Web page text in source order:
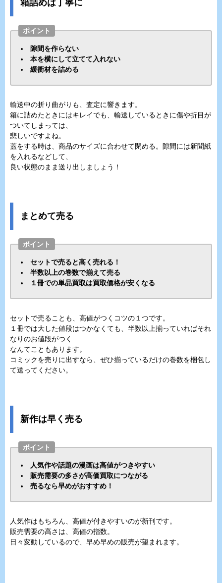
箱詰めは丁寧に
ポイント
隙間を作らない
本を横にして立てて入れない
緩衝材を詰める
輸送中の折り曲がりも、査定に響きます。
箱に詰めたときにはキレイでも、輸送しているときに傷や折目が
ついてしまっては、
悲しいですよね。
蓋をする時は、商品のサイズに合わせて閉める。隙間には新聞紙
を入れるなどして、
良い状態のまま送り出しましょう！
まとめて売る
ポイント
セットで売ると高く売れる！
半数以上の巻数で揃えて売る
１冊での単品買取は買取価格が安くなる
セットで売ることも、高値がつくコツの１つです。
１冊では大した値段はつかなくても、半数以上揃っていればそれ
なりのお値段がつく
なんてこともあります。
コミックを売りに出すなら、ぜひ揃っているだけの巻数を梱包し
て送ってください。
新作は早く売る
ポイント
人気作や話題の漫画は高値がつきやすい
販売需要の多さが高価買取につながる
売るなら早めがおすすめ！
人気作はもちろん、高値が付きやすいのが新刊です。
販売需要の高さは、高値の指数。
日々変動しているので、早め早めの販売が望まれます。